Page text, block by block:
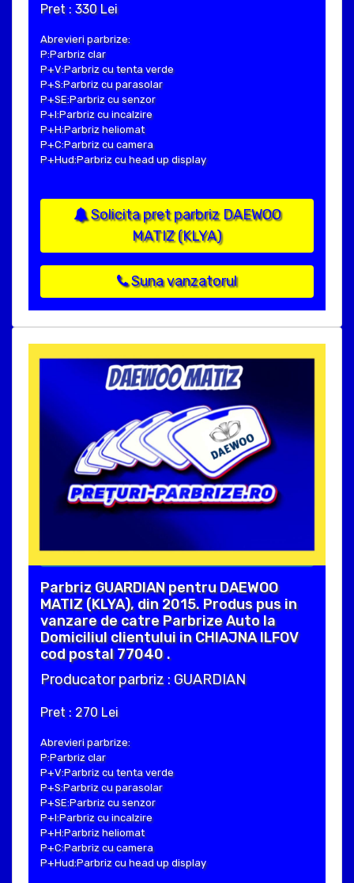
Pret : 330 Lei
Abrevieri parbrize:
P:Parbriz clar
P+V:Parbriz cu tenta verde
P+S:Parbriz cu parasolar
P+SE:Parbriz cu senzor
P+I:Parbriz cu incalzire
P+H:Parbriz heliomat
P+C:Parbriz cu camera
P+Hud:Parbriz cu head up display
Solicita pret parbriz DAEWOO
MATIZ (KLYA)
Suna vanzatorul
Parbriz GUARDIAN pentru DAEWOO
MATIZ (KLYA), din 2015. Produs pus in
vanzare de catre Parbrize Auto la
Domiciliul clientului in CHIAJNA ILFOV
cod postal 77040 .
Producator parbriz : GUARDIAN
Pret : 270 Lei
Abrevieri parbrize:
P:Parbriz clar
P+V:Parbriz cu tenta verde
P+S:Parbriz cu parasolar
P+SE:Parbriz cu senzor
P+I:Parbriz cu incalzire
P+H:Parbriz heliomat
P+C:Parbriz cu camera
P+Hud:Parbriz cu head up display